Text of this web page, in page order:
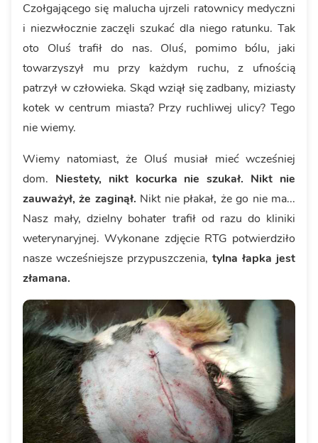
Czołgającego się malucha ujrzeli ratownicy medyczni
i niezwłocznie zaczęli szukać dla niego ratunku. Tak
oto Oluś trafił do nas. Oluś, pomimo bólu, jaki
towarzyszył mu przy każdym ruchu, z ufnością
patrzył w człowieka. Skąd wziął się zadbany, miziasty
kotek w centrum miasta? Przy ruchliwej ulicy? Tego
nie wiemy.
Wiemy natomiast, że Oluś musiał mieć wcześniej
dom. Niestety, nikt kocurka nie szukał. Nikt nie
zauważył, że zaginął. Nikt nie płakał, że go nie ma...
Nasz mały, dzielny bohater trafił od razu do kliniki
weterynaryjnej. Wykonane zdjęcie RTG potwierdziło
nasze wcześniejsze przypuszczenia, tylna łapka jest
złamana.